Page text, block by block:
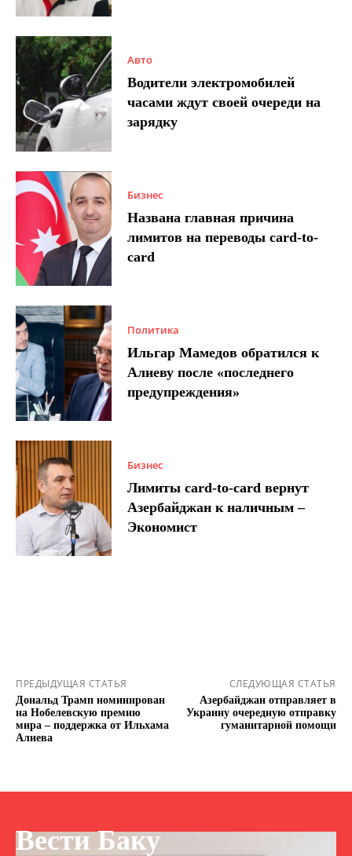
Авто
Водители электромобилей
часами ждут своей очереди на
зарядку
Бизнес
Названа главная причина
лимитов на переводы card-to-
card
Политика
Ильгар Мамедов обратился к
Алиеву после «последнего
предупреждения»
Бизнес
Лимиты card-to-card вернут
Азербайджан к наличным –
Экономист
ПРЕДЫДУЩАЯ СТАТЬЯ
Дональд Трамп номинирован
на Нобелевскую премию
мира – поддержка от Ильхама
Алиева
СЛЕДУЮЩАЯ СТАТЬЯ
Азербайджан отправляет в
Украину очередную отправку
гуманитарной помощи
Вести Баку